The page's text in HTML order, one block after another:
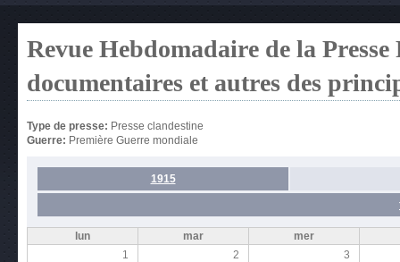
Revue Hebdomadaire de la
documentaires et autres des
Type de presse: Presse clandestine
Guerre: Première Guerre mondiale
1915
lun mar
mer
1
2 3